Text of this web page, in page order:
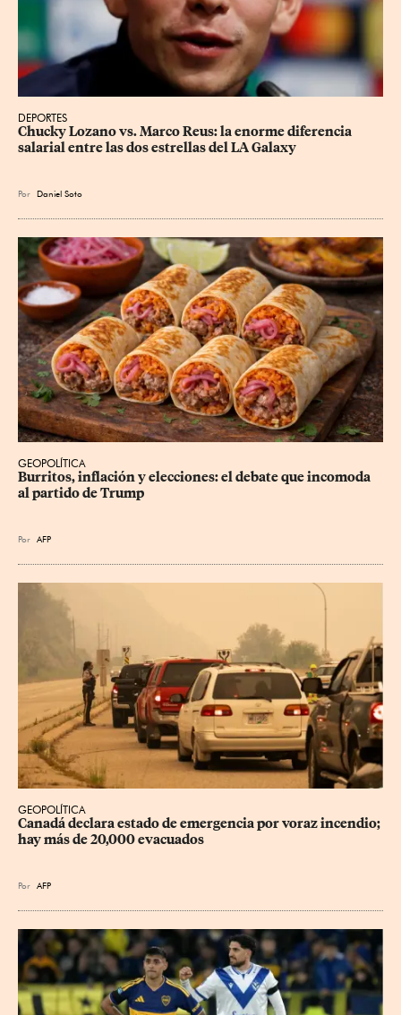
DEPORTES
Chucky Lozano vs. Marco Reus: la enorme diferencia
salarial entre las dos estrellas del LA Galaxy
Por Daniel Soto
GEOPOLÍTICA
Burritos, inflación y elecciones: el debate que incomoda
al partido de Trump
Por AFP
GEOPOLÍTICA
Canadá declara estado de emergencia por voraz incendio;
hay más de 20,000 evacuados
Por AFP